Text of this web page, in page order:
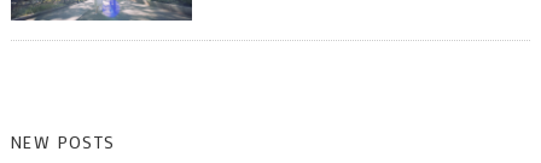
NEW POSTS